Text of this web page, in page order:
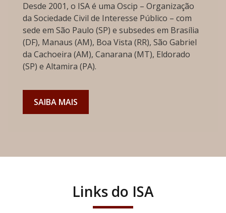
Desde 2001, o ISA é uma Oscip – Organização
da Sociedade Civil de Interesse Público – com
sede em São Paulo (SP) e subsedes em Brasília
(DF), Manaus (AM), Boa Vista (RR), São Gabriel
da Cachoeira (AM), Canarana (MT), Eldorado
(SP) e Altamira (PA).
SAIBA MAIS
Links do ISA